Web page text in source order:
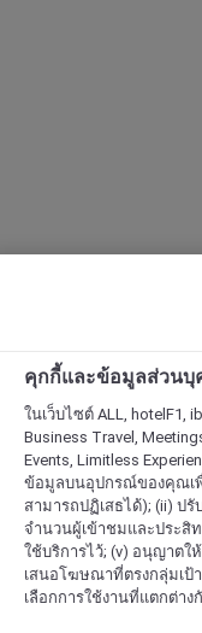
คุกกี้และข้อมูลส่วนบุ
ในเว็บไซต์ ALL, hotelF1,
Business Travel,
Events, Limitless
ข้อมูลบนอุปกรณ์ของคุณเ
สามารถปฏิเสธได้); (ii) ป
จำนวนผู้เข้าชมและประสิ
ใช้บริการไว้; (v) อนุญาตใ
เสนอโฆษณาที่ตรงกลุ่มเป้
เลือกการใช้งานที่แตกต่า